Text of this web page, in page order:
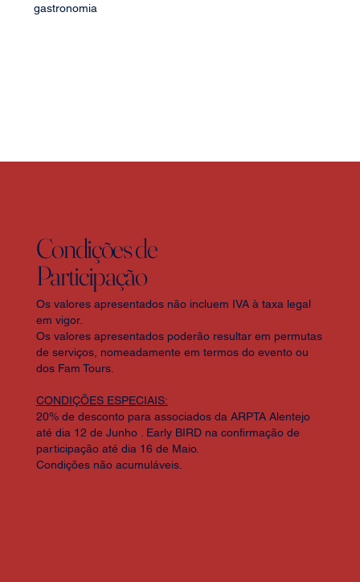
gastronomia
Condições de
Participação
Os valores apresentados não incluem IVA à taxa legal
em vigor.
Os valores apresentados poderão resultar em permutas
de serviços, nomeadamente em termos do evento ou
dos Fam Tours.
CONDIÇÕES ESPECIAIS:
20% de desconto para associados da ARPTA Alentejo
até dia 12 de Junho . Early BIRD na confirmação de
participação até dia 16 de Maio.
Condições não acumuláveis.